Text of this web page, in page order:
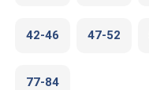
42-46 47-52
77-84